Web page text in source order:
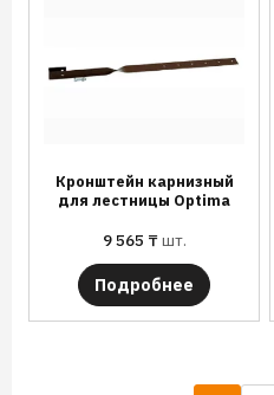
Кронштейн карнизный
для лестницы Optima
9 565 ₸шт.
Подробнее